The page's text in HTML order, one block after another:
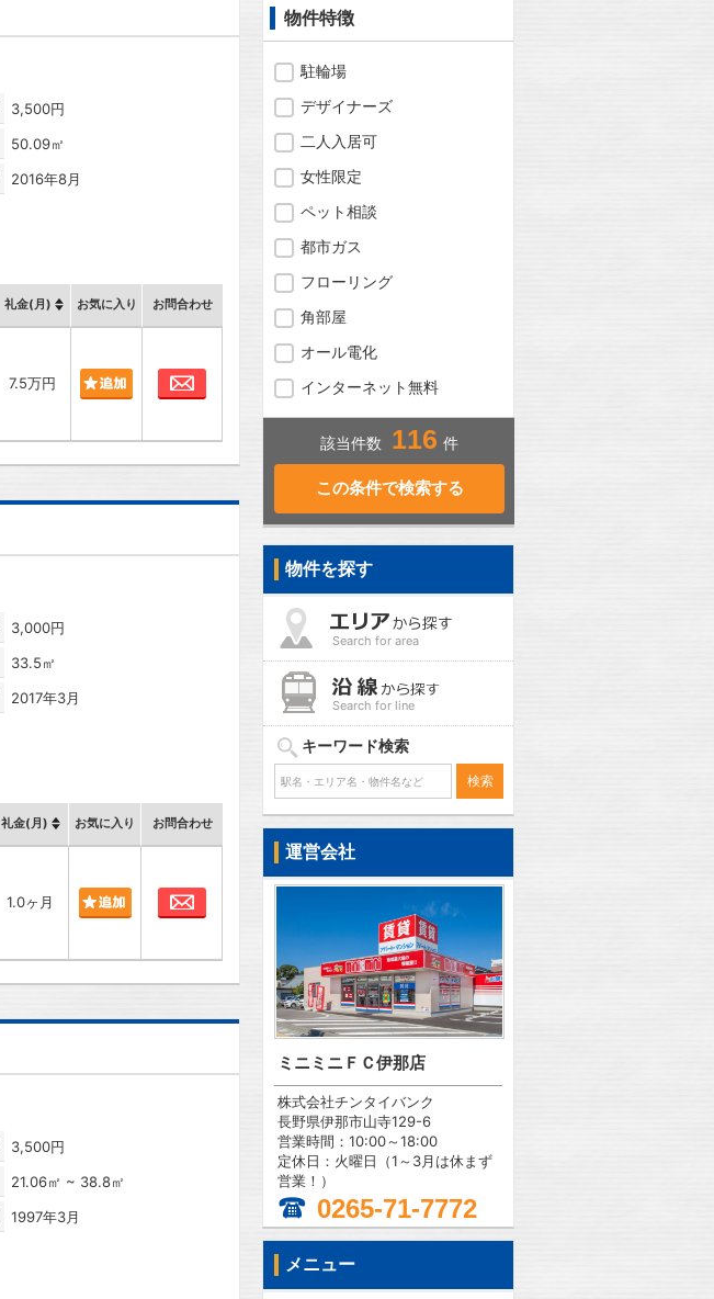
3,500円
50.09㎡
2016年8月
礼金(月) お気に入り お問合わせ
7.5万円 お問合わせ
3,000円
33.5㎡
2017年3月
礼金(月) お気に入り お問合わせ
1.0ヶ月 お問合わせ
3,500円
21.06㎡ ~ 38.8㎡
1997年3月
物件特徴
駐輪場
デザイナーズ
二人入居可
女性限定
ペット相談
都市ガス
フローリング
角部屋
オール電化
インターネット無料
該当件数 116 件
物件を探す
Search for area
Search for line
キーワード検索
運営会社
ミニミニＦＣ伊那店
株式会社チンタイバンク
長野県伊那市山寺129-6
営業時間：10:00～18:00
定休日：火曜日（1～3月は休まず
営業！）
0265-71-7772
メニュー